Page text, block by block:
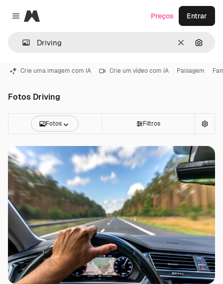
Close menu
Magnific
Limpar
Preços Entrar
Crie uma imagem com IA Crie um vídeo com IA Paisagem
Fotos Driving
Fotos Filtros